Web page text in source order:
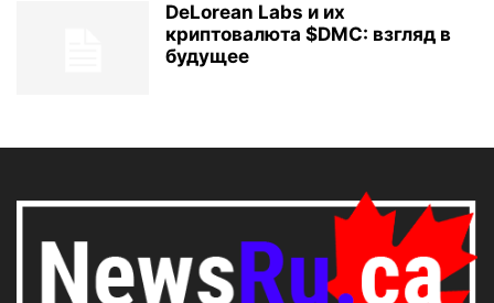
DeLorean Labs и их
криптовалюта $DMC: взгляд в
будущее